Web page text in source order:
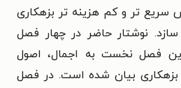
سریع تر و کم هزینه تر بزهکاری
نوشتار حاضر در چهار فصل
فصل نخست به اجمال، اصول
بزهکاری بیان شده است. در فصل